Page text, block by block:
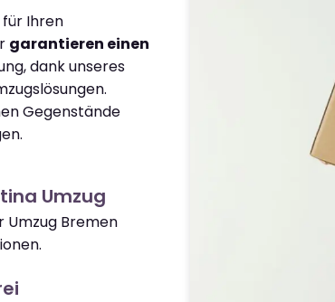
Ihren
garantieren einen
dank unseres
Gegenstände
Umzug
Bremen